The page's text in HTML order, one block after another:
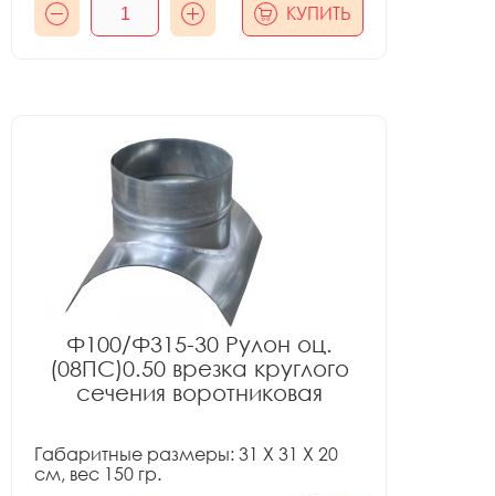
КУПИТЬ
Ф100/Ф315-30 Рулон оц.
(08ПС)0.50 врезка круглого
сечения воротниковая
Габаритные размеры: 31 X 31 X 20
см, вес 150 гр.